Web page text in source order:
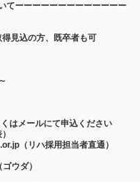
てーーーーーーーーーーーーー
込の方、既卒者も可
はメールにて申込ください
ハ採用担当者直通）
ウダ）